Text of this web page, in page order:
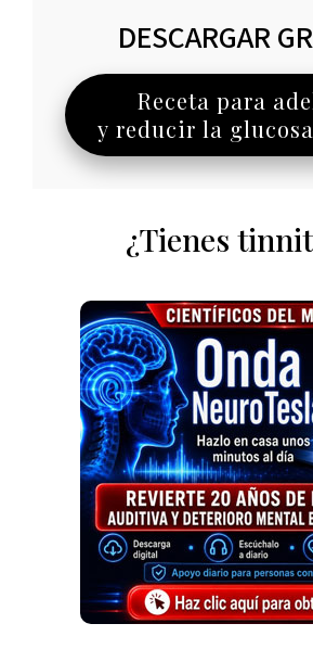
DESCARGAR
Receta para
y reducir la
¿Tienes